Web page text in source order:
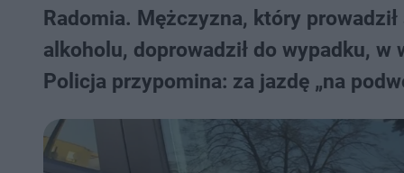
Radomia. Mężczyzna, który
alkoholu, doprowadził do wypadku,
Policja przypomina: za jazdę „na